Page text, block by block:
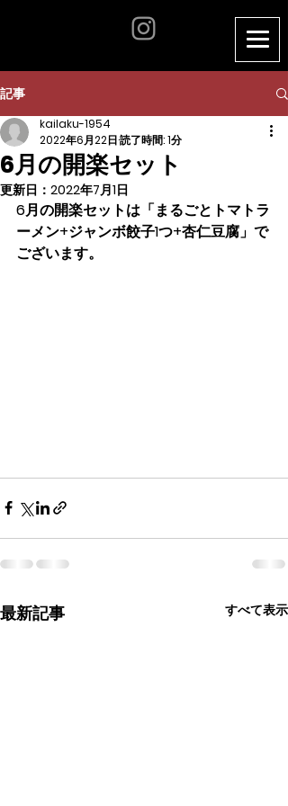
記事
6月の開楽セット
kailaku-1954
2022年6月22日読了時間: 1分
更新日： 2022年7月1日
6月の開楽セットは「まるごとトマトラ
ーメン+ジャンボ餃子1つ+杏仁豆腐」で
ございます。
最新記事 すべて表示